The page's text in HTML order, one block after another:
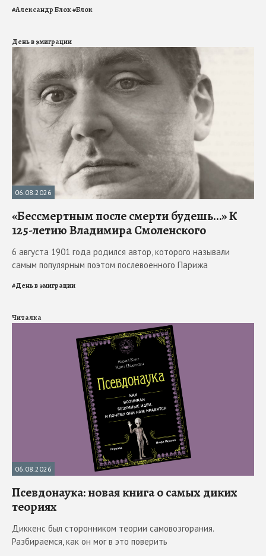
#Александр Блок#Блок
День в эмиграции
06.08.2026
«Бессмертным после смерти будешь…» К
125-летию Владимира Смоленского
6 августа 1901 года родился автор, которого называли
самым популярным поэтом послевоенного Парижа
#День в эмиграции
Читалка
06.08.2026
Псевдонаука: новая книга о самых диких
теориях
Диккенс был сторонником теории самовозгорания.
Разбираемся, как он мог в это поверить